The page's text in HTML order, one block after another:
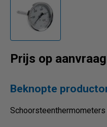
Prijs op aanvraag
Beknopte
Schoorsteenthermometers